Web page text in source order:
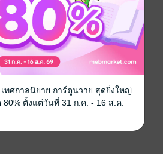
เทศกาลนิยาย การ์ตูนวาย สุดยิ่งใหญ่
ตั้งแต่วันที่ 31 ก.ค. - 16 ส.ค.